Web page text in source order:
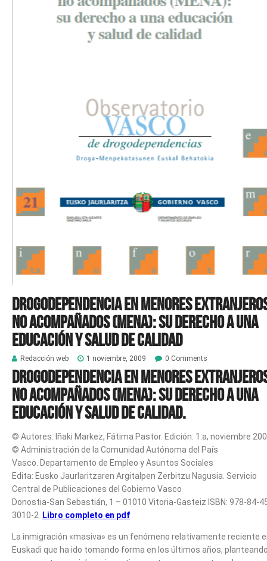
Drogodependencia en menores
no acompañados (MENA): su derecho a una
educación y salud de calidad
Redacción web 1 noviembre, 2009 0 Comments
Drogodependencia en menores
no acompañados (MENA): su derecho a una
educación y salud de calidad.
© Autores: Iñaki Markez, Fátima Pastor. Edición: 1.a, noviembre
© Administración de la Comunidad Autónoma del País
Vasco. Departamento de Empleo y Asuntos Sociales
Edita: Eusko Jaurlaritzaren Argitalpen Zerbitzu Nagusia. Servicio
Central de Publicaciones del Gobierno Vasco
Donostia-San Sebastián, 1 – 01010 Vitoria-Gasteiz ISBN: 978-84-
3010-2
Libro completo en pdf
La inmigración «masiva» es un fenómeno relativamente reciente
Euskadi que ha ido tomando forma en los últimos años,